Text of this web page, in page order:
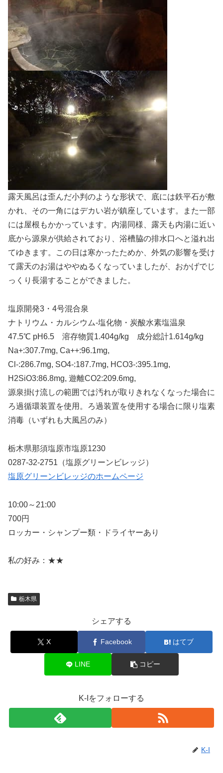
露天風呂は歪んだ小判のような形状で、底には鉄平石が敷
かれ、その一角にはデカい岩が鎮座しています。また一部
には屋根もかかっています。内湯同様、露天も内湯に近い
底から源泉が供給されており、浴槽脇の排水口へと溢れ出
てゆきます。この日は寒かったためか、外気の影響を受け
て露天のお湯はややぬるくなっていましたが、おかげでじ
っくり長湯することができました。
塩原開発3・4号混合泉
ナトリウム・カルシウム-塩化物・炭酸水素塩温泉
47.5℃ pH6.5 溶存物質1.404g/kg 成分総計1.614g/kg
Na+:307.7mg, Ca++:96.1mg,
Cl-:286.7mg, SO4-:187.7mg, HCO3-:395.1mg,
H2SiO3:86.8mg, 遊離CO2:209.6mg,
源泉掛け流しの範囲では汚れが取りきれなくなった場合に
ろ過循環装置を使用。ろ過装置を使用する場合に限り塩素
消毒（いずれも大風呂のみ）
栃木県那須塩原市塩原1230
0287-32-2751（塩原グリーンビレッジ）
塩原グリーンビレッジのホームページ
10:00～21:00
700円
ロッカー・シャンプー類・ドライヤーあり
私の好み：★★
栃木県
シェアする
X Facebook はてブ
LINE コピー
K-Iをフォローする
K-I